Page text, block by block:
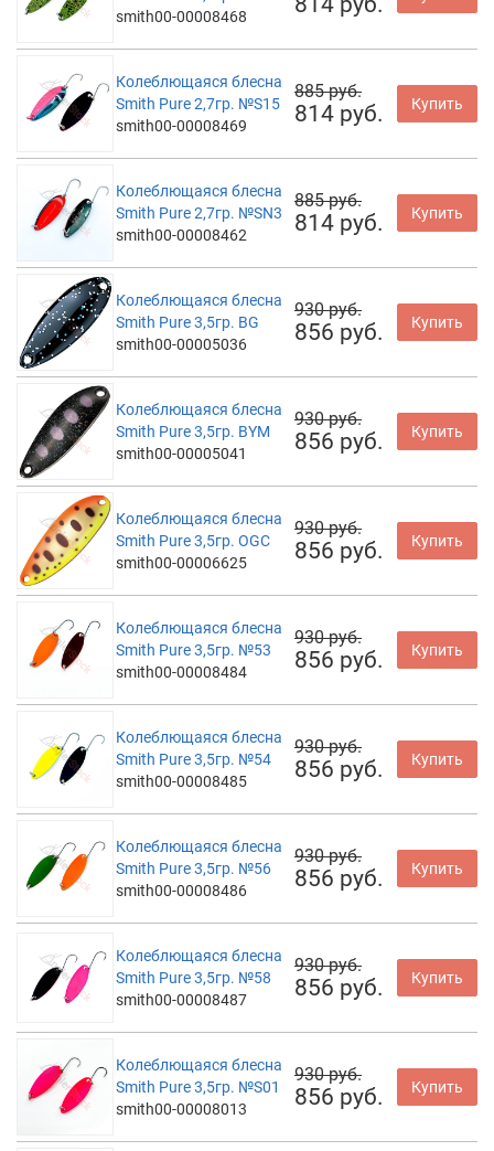
smith00-00008468
Колеблющаяся блесна
Smith Pure 2,7гр. №S15
smith00-00008469
885 руб.
814 руб. Купить
Колеблющаяся блесна
Smith Pure 2,7гр. №SN3
smith00-00008462
885 руб.
814 руб. Купить
Колеблющаяся блесна
Smith Pure 3,5гр. BG
smith00-00005036
930 руб.
856 руб. Купить
Колеблющаяся блесна
Smith Pure 3,5гр. BYM
smith00-00005041
930 руб.
856 руб. Купить
Колеблющаяся блесна
Smith Pure 3,5гр. OGC
smith00-00006625
930 руб.
856 руб. Купить
Колеблющаяся блесна
Smith Pure 3,5гр. №53
smith00-00008484
930 руб.
856 руб. Купить
Колеблющаяся блесна
Smith Pure 3,5гр. №54
smith00-00008485
930 руб.
856 руб. Купить
Колеблющаяся блесна
Smith Pure 3,5гр. №56
smith00-00008486
930 руб.
856 руб. Купить
Колеблющаяся блесна
Smith Pure 3,5гр. №58
smith00-00008487
930 руб.
856 руб. Купить
Колеблющаяся блесна
Smith Pure 3,5гр. №S01
smith00-00008013
930 руб.
856 руб. Купить